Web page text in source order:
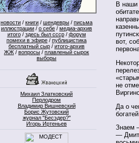
новости / книги / шендевры / письма
иллюстрации / о себе / медиа-архив
итого/ здесь был ссср/ форум
помехи в эфире / публицистика
бесплатный сыр / итого-архив
ЖЖ / вопросы / плавленый сырок
выборы
Михаил Златковский
Перлодром
Владимир Вишневский
Борис Жутовский
журнал "Бесэдер?"
Игорь Иртеньев
В наши
вот,
не
Да о
Знаем
—